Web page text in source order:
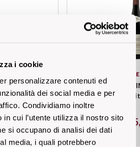
i cookie
personalizzare contenuti ed
dei social media e per
Condividiamo inoltre
in cui l’utente utilizza il nostro sito
si occupano di analisi dei dati
media, i quali potrebbero
«Cuvée des
2021
BOURGOGNE
€